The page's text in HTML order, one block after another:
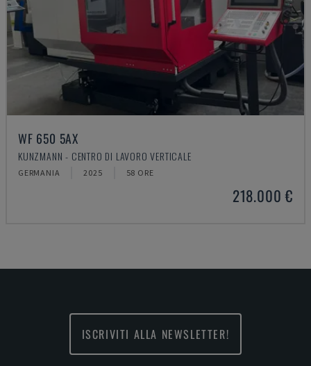
WF 650 5AX
KUNZMANN - CENTRO DI LAVORO VERTICALE
GERMANIA 2025 58 ORE
218.000 €
ISCRIVITI ALLA NEWSLETTER!